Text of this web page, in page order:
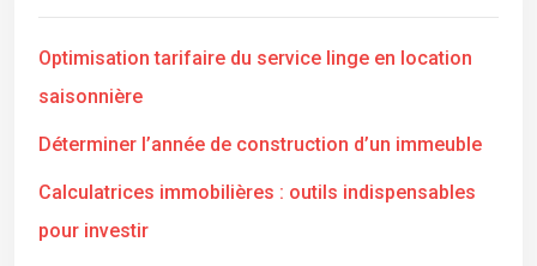
Optimisation tarifaire du service linge en location
saisonnière
Déterminer l’année de construction d’un immeuble
Calculatrices immobilières : outils indispensables
pour investir